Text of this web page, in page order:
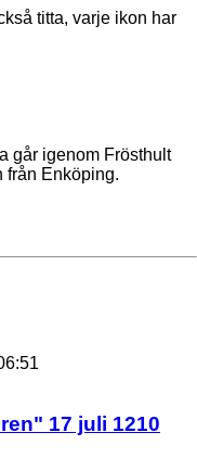
titta, varje ikon har
går igenom Frösthult
från Enköping.
17 juli 1210